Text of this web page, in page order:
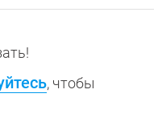
, чтобы